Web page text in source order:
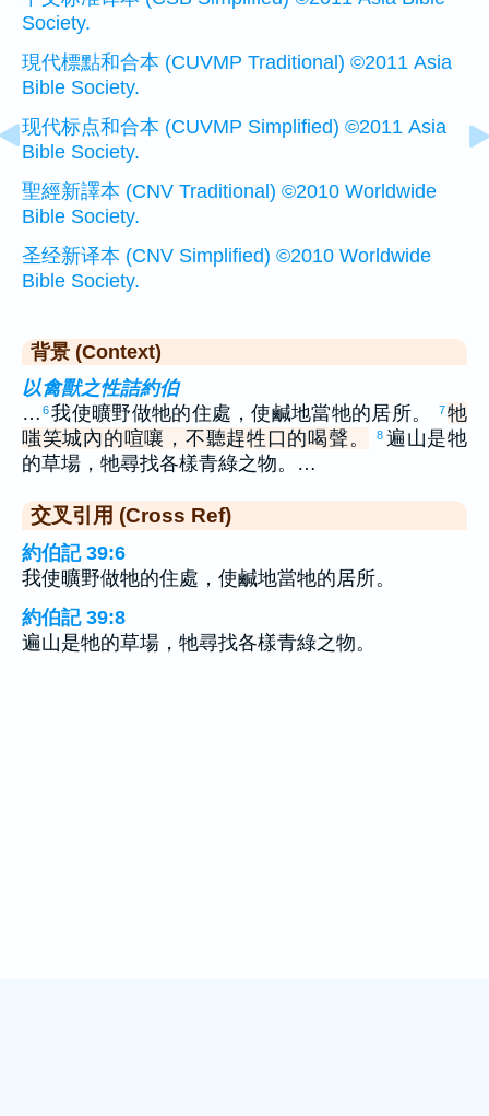
Society.
現代標點和合本 (CUVMP Traditional) ©2011 Asia
Bible Society.
现代标点和合本 (CUVMP Simplified) ©2011 Asia
Bible Society.
聖經新譯本 (CNV Traditional) ©2010 Worldwide
Bible Society.
圣经新译本 (CNV Simplified) ©2010 Worldwide
Bible Society.
背景 (Context)
以禽獸之性詰約伯
… 6我使曠野做牠的住處，使鹹地當牠的居所。 7牠
嗤笑城內的喧嚷，不聽趕牲口的喝聲。
8 遍山是牠
的草場，牠尋找各樣青綠之物。…
交叉引用 (Cross Ref)
約伯記 39:6
我使曠野做牠的住處，使鹹地當牠的居所。
約伯記 39:8
遍山是牠的草場，牠尋找各樣青綠之物。